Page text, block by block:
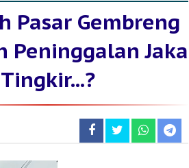
Pasar Gembreng
Peninggalan Jaka
Tingkir...?